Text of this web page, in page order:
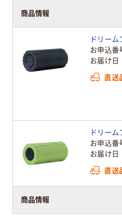
商品情報
商品情報
ドリー
お申込番
お届け日
直送
ドリー
お申込番
お届け日
直送